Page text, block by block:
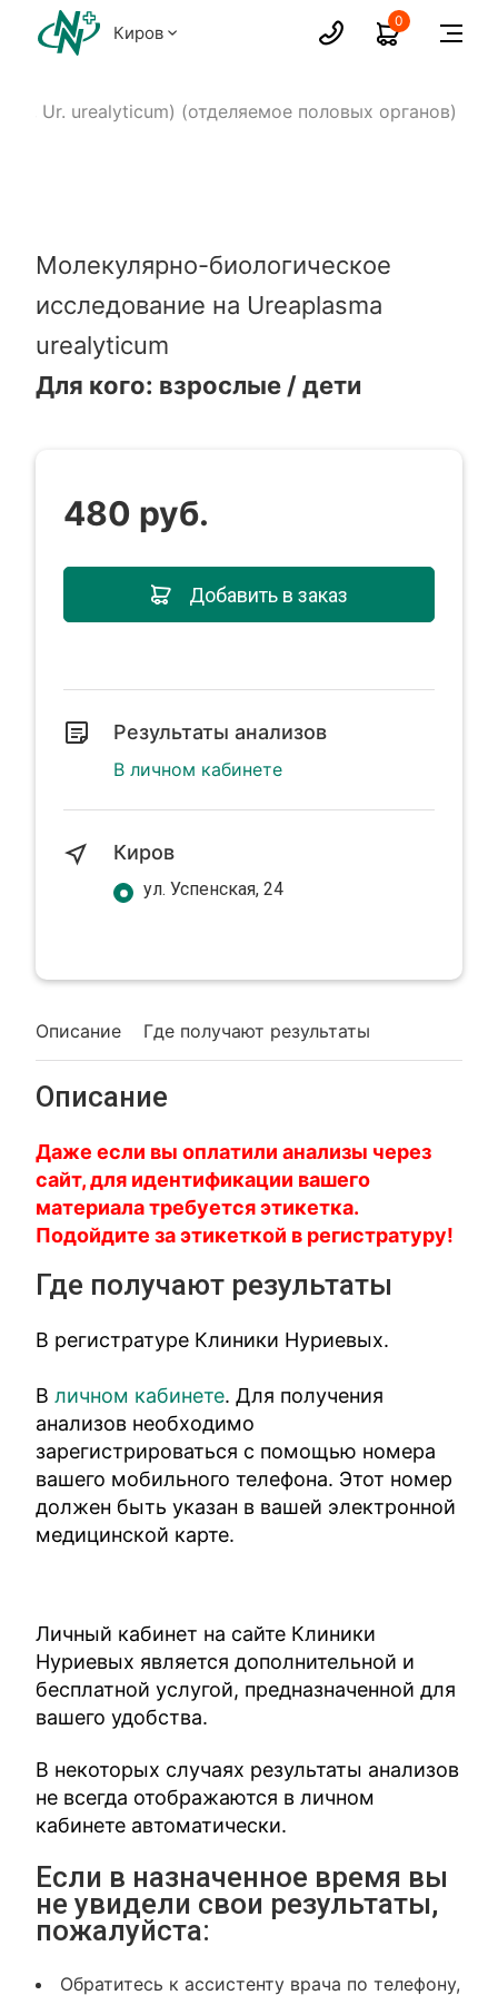
Киров
0
Ur. urealyticum) (отделяемое половых органов)
Молекулярно-биологическое
исследование на Ureaplasma
urealyticum
Для кого: взрослые / дети
Описание Где получают результаты
Описание
Даже если вы оплатили анализы через
сайт, для идентификации вашего
материала требуется этикетка.
Подойдите за этикеткой в регистратуру!
Где получают результаты
В регистратуре Клиники Нуриевых.
Вличном кабинете. Для получения
анализов необходимо
зарегистрироваться с помощью номера
вашего мобильного телефона. Этот номер
должен быть указан в вашей электронной
медицинской карте.
Личный кабинет на сайте Клиники
Нуриевых является дополнительной и
бесплатной услугой, предназначенной для
вашего удобства.
В некоторых случаях результаты анализов
не всегда отображаются в личном
кабинете автоматически.
Если в назначенное время вы
не увидели свои результаты,
пожалуйста:
Обратитесь к ассистенту врача по телефону,
480 руб.
Добавить в заказ
Результаты анализов
В личном кабинете
Киров
ул. Успенская, 24